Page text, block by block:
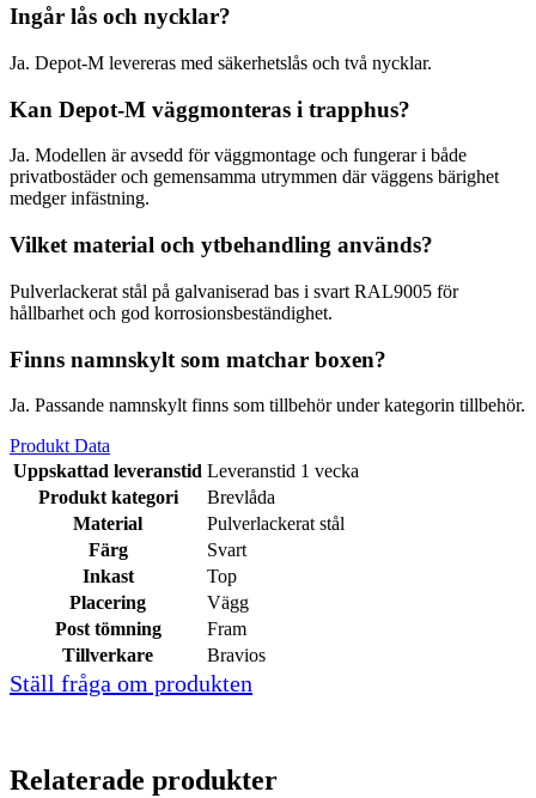
Ingår lås och nycklar?
Ja. Depot-M levereras med säkerhetslås och två nycklar.
Kan Depot-M väggmonteras i trapphus?
Ja. Modellen är avsedd för väggmontage och fungerar i både
privatbostäder och gemensamma utrymmen där väggens bärighet
medger infästning.
Vilket material och ytbehandling används?
Pulverlackerat stål på galvaniserad bas i svart RAL9005 för
hållbarhet och god korrosionsbeständighet.
Finns namnskylt som matchar boxen?
Ja. Passande namnskylt finns som tillbehör under kategorin tillbehör.
Produkt Data
Uppskattad leveranstid Leveranstid 1 vecka
Produkt kategori
Brevlåda
Material
Pulverlackerat stål
Färg
Svart
Inkast
Top
Placering
Vägg
Post tömning
Fram
Tillverkare
Bravios
Ställ fråga om produkten
Relaterade produkter